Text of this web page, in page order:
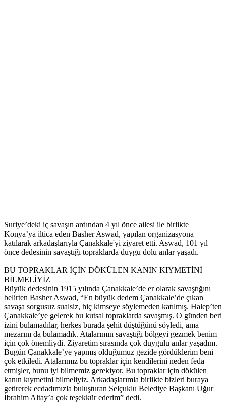
Suriye’deki iç savaşın ardından 4 yıl önce ailesi ile birlikte
Konya’ya iltica eden Basher Aswad, yapılan organizasyona
katılarak arkadaşlarıyla Çanakkale'yi ziyaret etti. Aswad, 101 yıl
önce dedesinin savaştığı topraklarda duygu dolu anlar yaşadı.
BU TOPRAKLAR İÇİN DÖKÜLEN KANIN KIYMETİNİ
BİLMELİYİZ
Büyük dedesinin 1915 yılında Çanakkale’de er olarak savaştığını
belirten Basher Aswad, “En büyük dedem Çanakkale’de çıkan
savaşa sorgusuz sualsiz, hiç kimseye söylemeden katılmış. Halep’ten
Çanakkale’ye gelerek bu kutsal topraklarda savaşmış. O günden beri
izini bulamadılar, herkes burada şehit düştüğünü söyledi, ama
mezarını da bulamadık. Atalarımın savaştığı bölgeyi gezmek benim
için çok önemliydi. Ziyaretim sırasında çok duygulu anlar yaşadım.
Bugün Çanakkale’ye yapmış olduğumuz gezide gördüklerim beni
çok etkiledi. Atalarımız bu topraklar için kendilerini neden feda
etmişler, bunu iyi bilmemiz gerekiyor. Bu topraklar için dökülen
kanın kıymetini bilmeliyiz. Arkadaşlarımla birlikte bizleri buraya
getirerek ecdadımızla buluşturan Selçuklu Belediye Başkanı Uğur
İbrahim Altay’a çok teşekkür ederim” dedi.